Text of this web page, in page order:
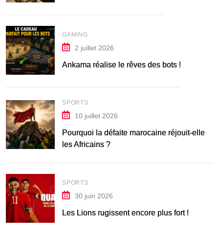
GAMING
2 juillet 2026
Ankama réalise le rêves des bots !
SPORTS
10 juillet 2026
Pourquoi la défaite marocaine réjouit-elle
les Africains ?
SPORTS
30 juin 2026
Les Lions rugissent encore plus fort !